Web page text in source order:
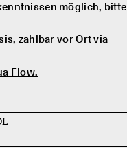
möglich, bitte
zahlbar vor Ort via
Flow.